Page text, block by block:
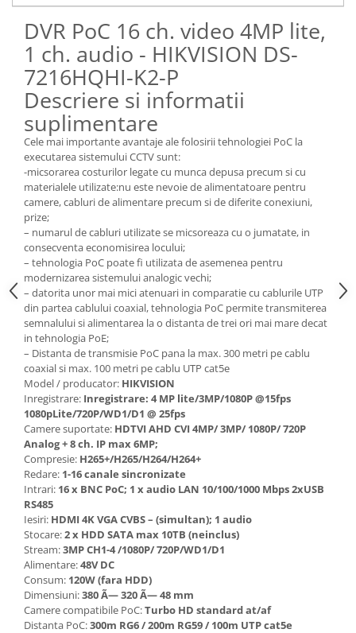
DVR PoC 16 ch. video 4MP lite,
1 ch. audio - HIKVISION DS-
7216HQHI-K2-P
Descriere si informatii
suplimentare
Cele mai importante avantaje ale folosirii tehnologiei PoC la
executarea sistemului CCTV sunt:
-micsorarea costurilor legate cu munca depusa precum si cu
materialele utilizate:nu este nevoie de alimentatoare pentru
camere, cabluri de alimentare precum si de diferite conexiuni,
prize;
– numarul de cabluri utilizate se micsoreaza cu o jumatate, in
consecventa economisirea locului;
– tehnologia PoC poate fi utilizata de asemenea pentru
modernizarea sistemului analogic vechi;
– datorita unor mai mici atenuari in comparatie cu cablurile UTP
din partea cablului coaxial, tehnologia PoC permite transmiterea
semnalului si alimentarea la o distanta de trei ori mai mare decat
in tehnologia PoE;
– Distanta de transmisie PoC pana la max. 300 metri pe cablu
coaxial si max. 100 metri pe cablu UTP cat5e
Model / producator: HIKVISION
Inregistrare: Inregistrare: 4 MP lite/3MP/1080P @15fps
1080pLite/720P/WD1/D1 @ 25fps
Camere suportate: HDTVI AHD CVI 4MP/ 3MP/ 1080P/ 720P
Analog + 8 ch. IP max 6MP;
Compresie: H265+/H265/H264/H264+
Redare: 1-16 canale sincronizate
Intrari: 16 x BNC PoC; 1 x audio LAN 10/100/1000 Mbps 2xUSB
RS485
Iesiri: HDMI 4K VGA CVBS – (simultan); 1 audio
Stocare:2 x HDD SATA max 10TB (neinclus)
Stream:3MP CH1-4 /1080P/ 720P/WD1/D1
Alimentare:48V DC
Consum: 120W (fara HDD)
Dimensiuni:380 Ã— 320 Ã— 48 mm
Camere compatibile PoC:Turbo HD standard at/af
Distanta PoC:300m RG6 / 200m RG59 / 100m UTP cat5e